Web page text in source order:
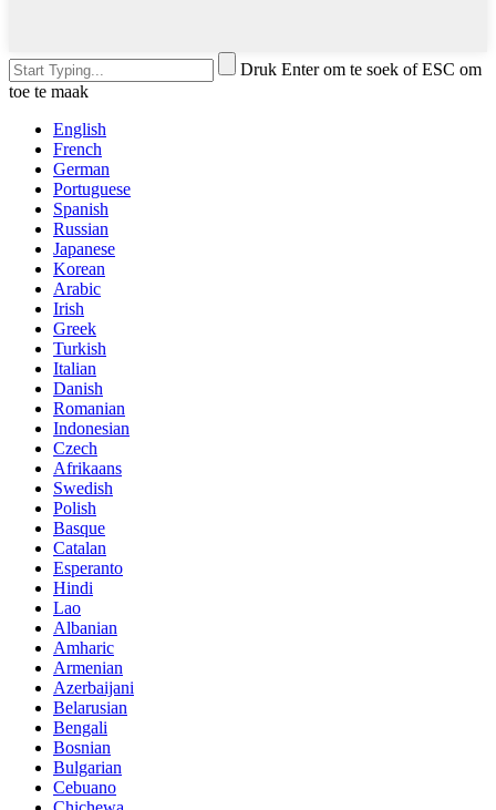
Druk Enter om te soek of ESC om
toe te maak
English
French
German
Portuguese
Spanish
Russian
Japanese
Korean
Arabic
Irish
Greek
Turkish
Italian
Danish
Romanian
Indonesian
Czech
Afrikaans
Swedish
Polish
Basque
Catalan
Esperanto
Hindi
Lao
Albanian
Amharic
Armenian
Azerbaijani
Belarusian
Bengali
Bosnian
Bulgarian
Cebuano